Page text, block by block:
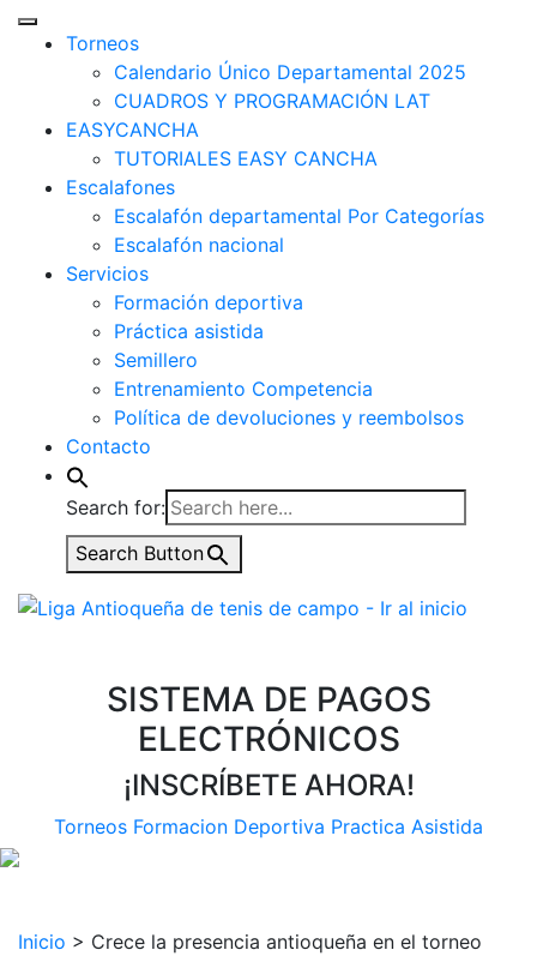
Torneos
Calendario Único Departamental 2025
CUADROS Y PROGRAMACIÓN LAT
EASYCANCHA
TUTORIALES EASY CANCHA
Escalafones
Escalafón departamental Por Categorías
Escalafón nacional
Servicios
Formación deportiva
Práctica asistida
Semillero
Entrenamiento Competencia
Política de devoluciones y reembolsos
Contacto
Search for:
Search Button
SISTEMA DE PAGOS
ELECTRÓNICOS
¡INSCRÍBETE AHORA!
Torneos Formacion Deportiva Practica Asistida
Inicio > Crece la presencia antioqueña en el torneo